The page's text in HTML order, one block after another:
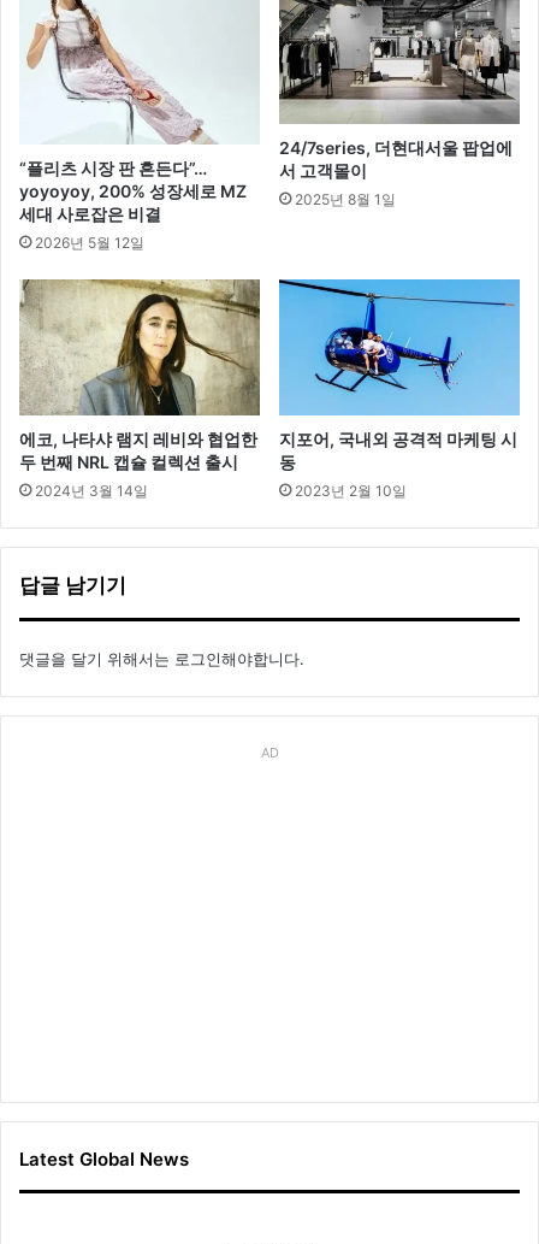
선
“플리츠 시장 판 흔든다”…
yoyoyoy, 200% 성장세로 MZ
세대 사로잡은 비결
2026년 5월 12일
24/7series, 더현대서울 팝업에
서 고객몰이
2025년 8월 1일
에코, 나타샤 램지 레비와 협업한
두 번째 NRL 캡슐 컬렉션 출시
2024년 3월 14일
지포어, 국내외 공격적 마케팅 시
동
2023년 2월 10일
답글 남기기
댓글을 달기 위해서는 로그인해야합니다.
AD
Latest Global News